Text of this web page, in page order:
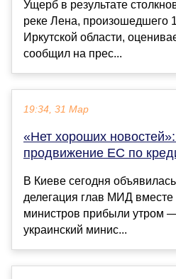
Ущерб в результате
реке Лена, произошедшего
Иркутской области,
сообщил на прес...
19:34, 31 Мар
«Нет хороших
продвижение ЕС по
В Киеве сегодня
делегация глав МИД вместе
министров прибыли утром
украинский минис...